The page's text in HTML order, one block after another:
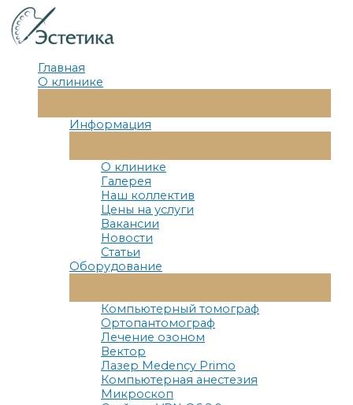
Перейти
к
содержимому
Главная
О клинике
Меню
Информация
Меню
О клинике
Галерея
Наш коллектив
Цены на услуги
Вакансии
Новости
Статьи
Оборудование
Меню
Компьютерный томограф
Ортопантомограф
Лечение озоном
Вектор
Лазер Medency Primo
Компьютерная анестезия
Микроскоп